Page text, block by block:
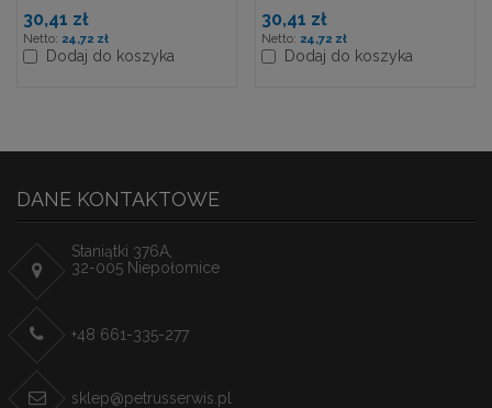
30,41 zł
24,72 zł
Dodaj do koszyka
30,41 zł
24,72 zł
Dodaj do koszyka
DANE KONTAKTOWE
Staniątki 376A,
32-005 Niepołomice
+48 661-335-277
sklep@petrusserwis.pl